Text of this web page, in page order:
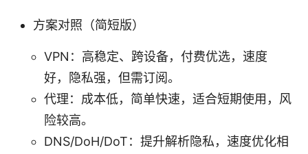
方案对照（简短版）
VPN：高稳定、跨设备，付费优选，速度
好，隐私强，但需订阅。
代理：成本低，简单快速，适合短期使用，风
险较高。
DNS/DoH/DoT：提升解析隐私，速度优化相